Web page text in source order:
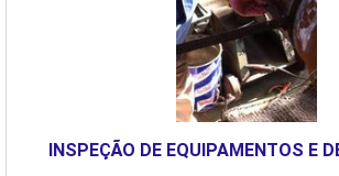
por ter: Atendimento de forma
Recuperação com excelência de variados
As melhores técnicas com
falamos em caldeiraria em geral, é
assertividade, detalhes primordiais que são
INSPEÇÃO DE EQUIPAMENTOS E